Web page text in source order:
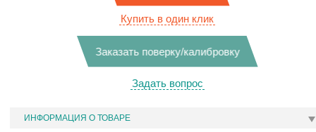
Купить в один клик
Заказать поверку/калибровку
Задать вопрос
ИНФОРМАЦИЯ О ТОВАРЕ